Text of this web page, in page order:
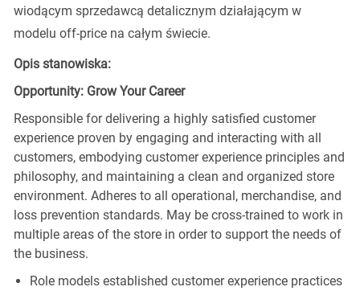
wiodącym sprzedawcą detalicznym działającym w
modelu off-price na całym świecie.
Opis stanowiska:
Opportunity: Grow Your Career
Responsible for delivering a highly satisfied customer
experience proven by engaging and interacting with all
customers, embodying customer experience principles and
philosophy, and maintaining a clean and organized store
environment. Adheres to all operational, merchandise, and
loss prevention standards. May be cross-trained to work in
multiple areas of the store in order to support the needs of
the business.
Role models established customer experience practices